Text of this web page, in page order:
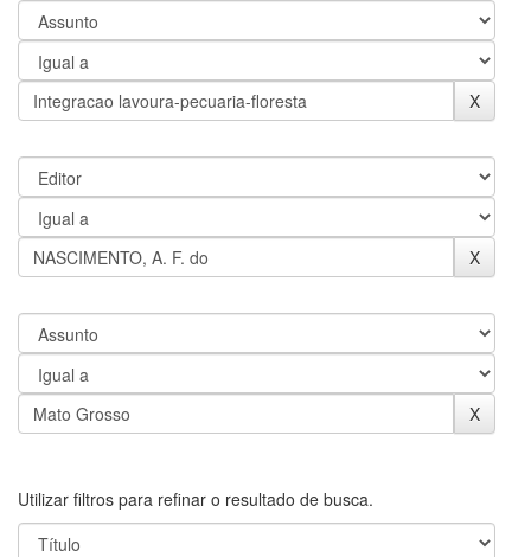
Utilizar filtros para refinar o resultado de busca.